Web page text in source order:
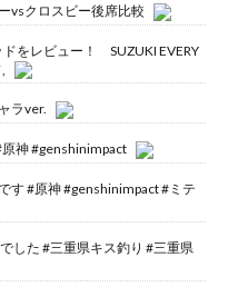
vsクロスビー後席比較
をレビュー！ SUZUKI EVERY
ラver.
原神 #genshinimpact
す #原神 #genshinimpact #ミテ
した #三重県キス釣り #三重県